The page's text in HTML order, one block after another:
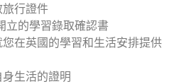
行證件
立的學習錄取確認書
在英國的學習和生活安排提供
生活的證明